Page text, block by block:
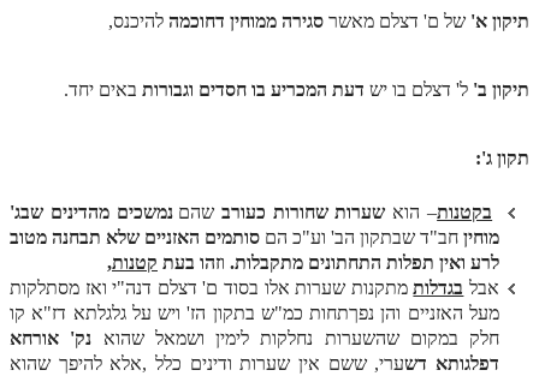
הזוהר הקדוש שמות מתחילים
הזוהר הקדוש וארא מתקדמים
הזוהר הקדוש בא מתחילים
הזוהר הקדוש בא מתקדמים
הזוהר הקדוש בשלח מתחילים
תיקון א' של ם' דצלם מאשר סגירה ממוחין דחוכמה להיכנס,
תיקון ב' ל' דצלם בו יש דעת המכריע בו חסדים וגבורות באים יחד.
תקון ג':
בקטנות– הוא שערות שחורות כעורבשהם נמשכים מהדינים שבג'
מוחין חב"ד שבתקון הב' וע"כ הם סותמים האזניים שלא תבחנה מטוב
לרע ואין תפלות התחתונים מתקבלות. וזהו בעת קטנות,
אבל בגדלותמתקנות שערות אלו בסוד ם' דצלם דנה"י ואז מסתלקות
מעל האזניים והן נפךתחות כמ"ש בתקון הז' ויש על גלגלתא דז"א קו
חלק במקום שהשערות נחלקות לימין ושמאל שהוא נק' אורחא
דפלגותא דשערי, ששם אין שערות ודינים כלל ,אלא להיפך שהוא